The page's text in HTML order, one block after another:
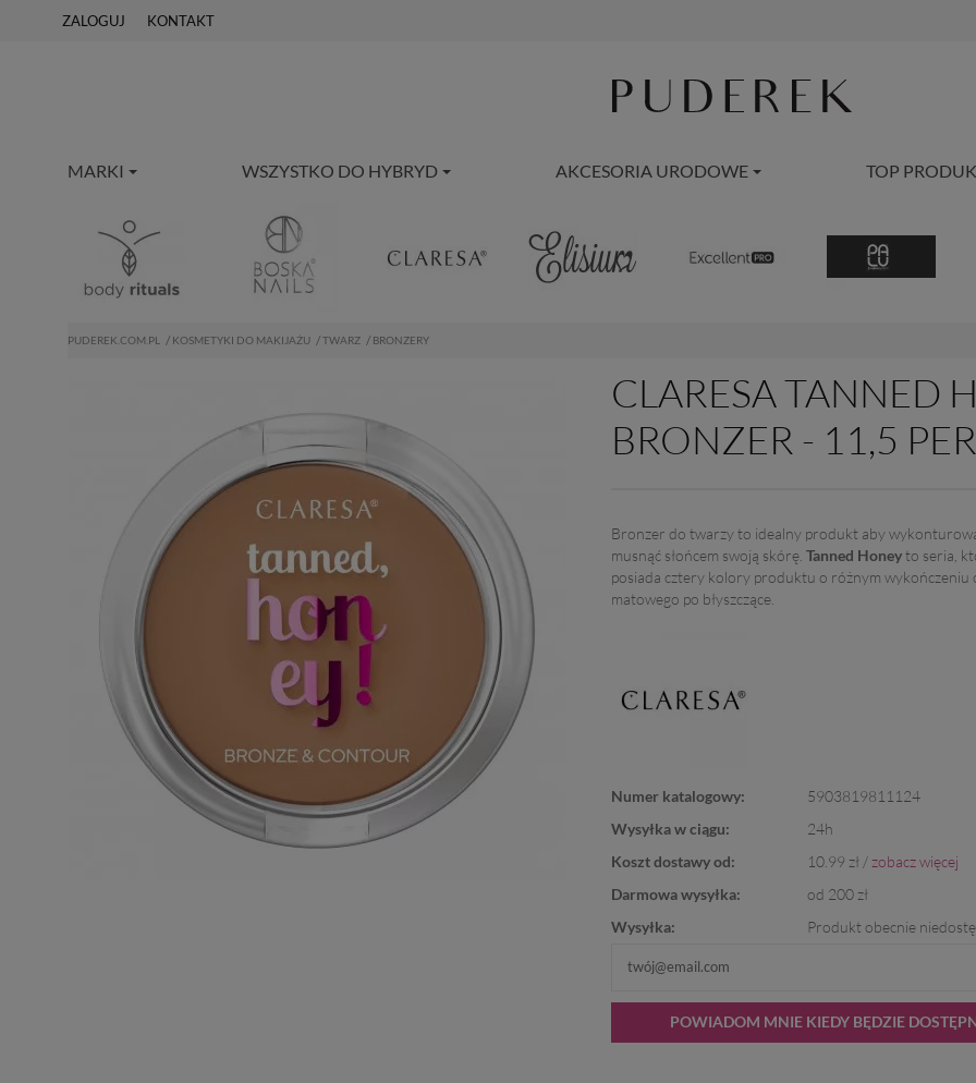
ZALOGUJ KONTAKT
MARKI WSZYSTKO DO HYBRYD AKCESORIA URODOWE TOP
PUDEREK.COM.PL KOSMETYKI DO MAKIJAŻU TWARZ BRONZERY
CLARESA TANNED
BRONZER - 11,5
Bronzer do twarzy to idealny produkt aby
musnąć słońcem swoją skórę. Tanned Honeyto seria,
posiada cztery kolory produktu o różnym wykończeniu
matowego po błyszczące.
Numer katalogowy:
5903819811124
Wysyłka w ciągu:
24h
Koszt dostawy od:
10.99 zł /zobacz więcej
Darmowa wysyłka:
od 200 zł
Wysyłka:
Produkt obecnie
POWIADOM MNIE KIEDY BĘDZIE